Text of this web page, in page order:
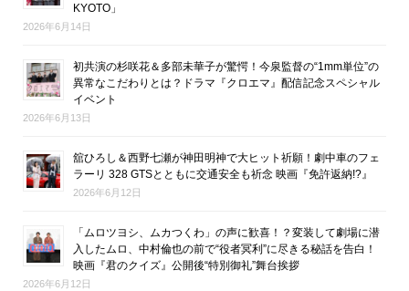
KYOTO」
2026年6月14日
初共演の杉咲花＆多部未華子が驚愕！今泉監督の“1mm単位”の
異常なこだわりとは？ドラマ『クロエマ』配信記念スペシャル
イベント
2026年6月13日
舘ひろし＆西野七瀬が神田明神で大ヒット祈願！劇中車のフェ
ラーリ 328 GTSとともに交通安全も祈念 映画『免許返納!?』
2026年6月12日
「ムロツヨシ、ムカつくわ」の声に歓喜！？変装して劇場に潜
入したムロ、中村倫也の前で“役者冥利”に尽きる秘話を告白！
映画『君のクイズ』公開後“特別御礼”舞台挨拶
2026年6月12日